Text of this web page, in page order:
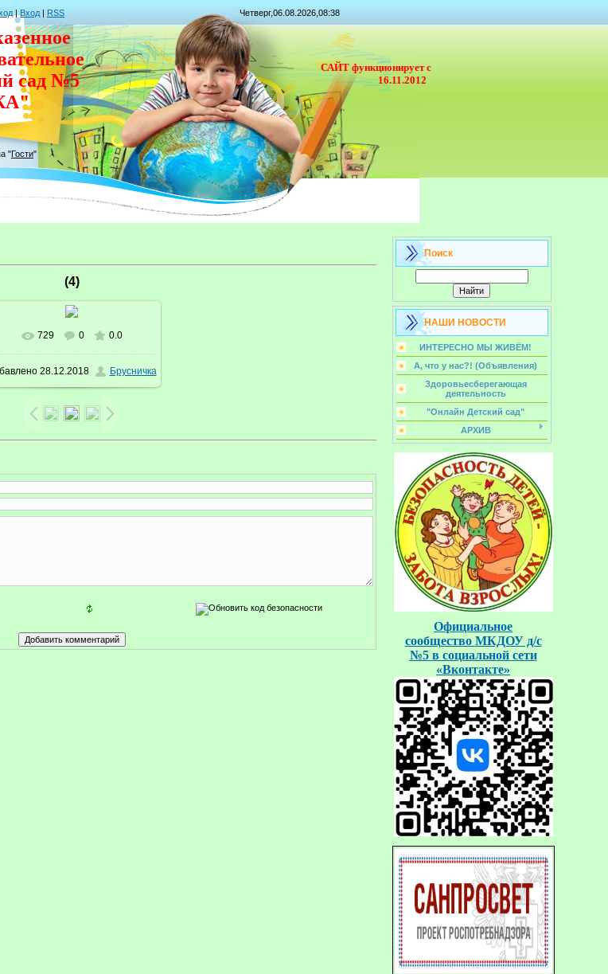
| Вход | RSS Четверг,06.08.2026,08:38
сад №5
САЙТ функционирует с
16.11.2012
"Гости"
(4)
729 0 0.0
28.12.2018 Брусничка
Поиск
НАШИ НОВОСТИ
ИНТЕРЕСНО МЫ ЖИВЁМ!
А, что у нас?! (Объявления)
Здоровьесберегающая
деятельность
"Онлайн Детский сад"
АРХИВ
Официальное
сообщество МКДОУ д/с
№5 в социальной сети
«Вконтакте»